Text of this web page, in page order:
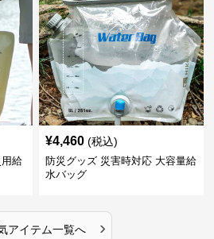
給
¥4,460 (税込)
防災グッズ 災害時対応 大容量給
水バッグ
アイテム一覧へ ›